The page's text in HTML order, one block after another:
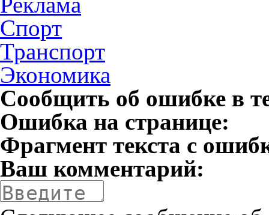
Спорт
Транспорт
Экономика
Сообщить об ошибке в
Ошибка на странице:
Фрагмент текста с
Ваш комментарий: